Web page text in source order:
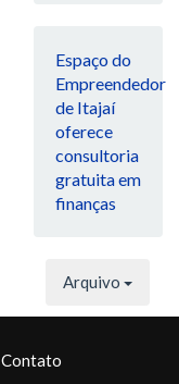
Espaço do
Empreendedor
de Itajaí
oferece
consultoria
gratuita em
finanças
Arquivo
Contato